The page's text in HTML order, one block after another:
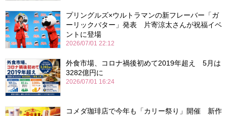
プリングルズ×ウルトラマンの新フレーバー「ガ
ーリックバター」発表 片寄涼太さんが祝福イベ
ントに登場
2026/07/01 22:12
外食市場、コロナ禍後初めて2019年超え 5月は
3282億円に
2026/07/01 16:24
コメダ珈琲店で今年も「カリー祭り」開催 新作